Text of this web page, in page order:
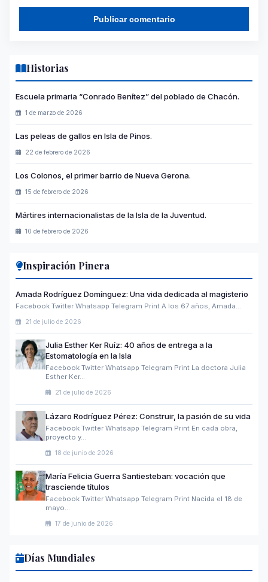
Historias
Escuela primaria “Conrado Benítez” del poblado de Chacón.
1 de marzo de 2026
Las peleas de gallos en Isla de Pinos.
22 de febrero de 2026
Los Colonos, el primer barrio de Nueva Gerona.
15 de febrero de 2026
Mártires internacionalistas de la Isla de la Juventud.
10 de febrero de 2026
Inspiración Pinera
Amada Rodríguez Domínguez: Una vida dedicada al magisterio
Facebook Twitter Whatsapp Telegram Print A los 67 años, Amada…
21 de julio de 2026
Julia Esther Ker Ruíz: 40 años de entrega a la
Estomatología en la Isla
Facebook Twitter Whatsapp Telegram Print La doctora Julia
Esther Ker…
21 de julio de 2026
Lázaro Rodríguez Pérez: Construir, la pasión de su vida
Facebook Twitter Whatsapp Telegram Print En cada obra,
proyecto y…
18 de junio de 2026
María Felicia Guerra Santiesteban: vocación que
trasciende títulos
Facebook Twitter Whatsapp Telegram Print Nacida el 18 de
mayo…
17 de junio de 2026
Días Mundiales